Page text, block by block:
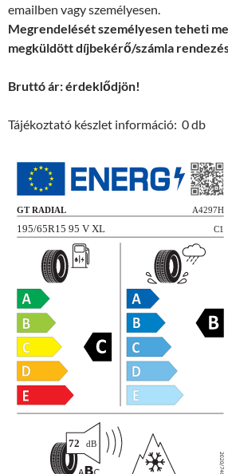
emailben vagy személyesen.
Megrendelését személyesen teheti
megküldött díjbekérő/számla
Bruttó ár: érdeklődjön!
Tájékoztató készlet információ: 0 db